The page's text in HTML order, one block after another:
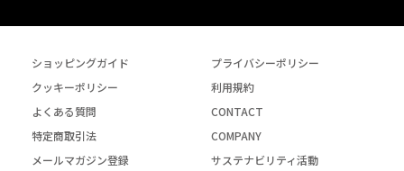
ショッピングガイド
プライバシーポリシー
クッキーポリシー
利用規約
よくある質問
CONTACT
特定商取引法
COMPANY
メールマガジン登録
サステナビリティ活動